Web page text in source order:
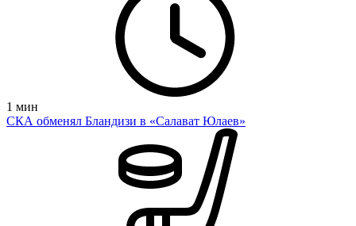
1 мин
СКА обменял Бландизи в «Салават Юлаев»